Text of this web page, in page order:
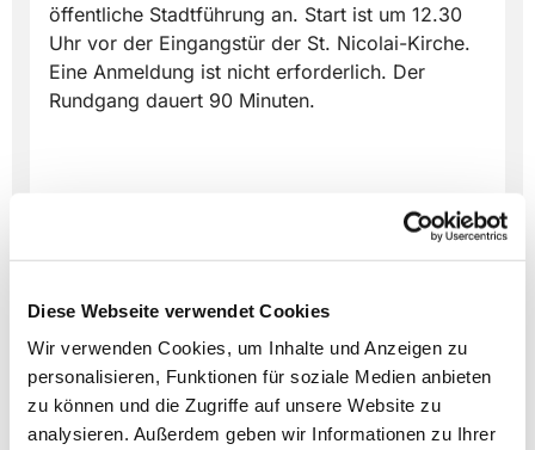
Diese Webseite verwendet Cookies
Wir verwenden Cookies, um Inhalte und Anzeigen zu
personalisieren, Funktionen für soziale Medien anbieten
zu können und die Zugriffe auf unsere Website zu
analysieren. Außerdem geben wir Informationen zu Ihrer
öffentliche Stadtführung an. Start ist um 12.30
Uhr vor der Eingangstür der St. Nicolai-Kirche.
Eine Anmeldung ist nicht erforderlich. Der
Rundgang dauert 90 Minuten.